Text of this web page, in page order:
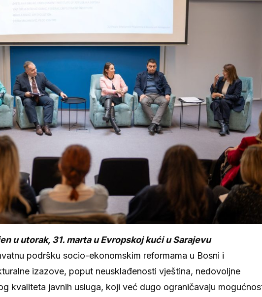
u utorak, 31. marta u Evropskoj kući u Sarajevu
podršku socio-ekonomskim reformama u Bosni i
izazove, poput neusklađenosti vještina, nedovoljne
kvaliteta javnih usluga, koji već dugo ograničavaju